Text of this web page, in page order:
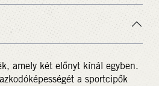
amely két előnyt kínál egyben.
a sportcipők